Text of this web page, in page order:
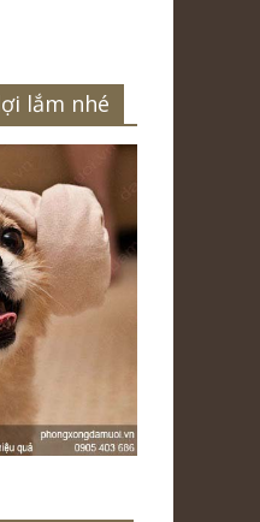
lắm nhé